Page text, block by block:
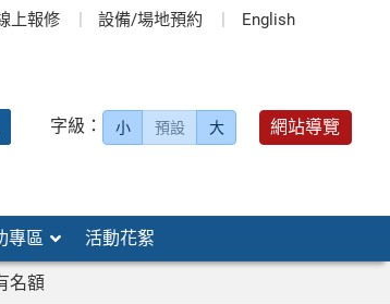
上報修 設備/場地預約 English
字級： 小 預設 大 網站導覽
專區 活動花絮
名額